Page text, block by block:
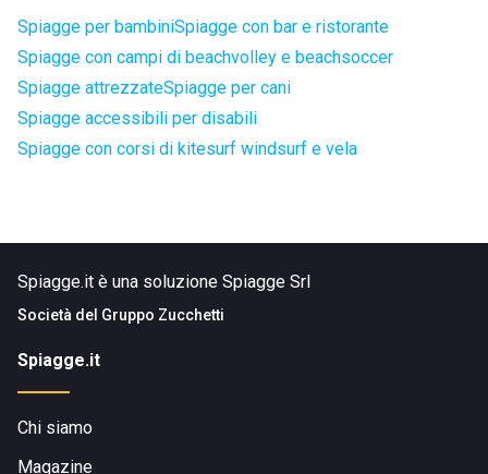
Spiagge per bambiniSpiagge con bar e ristorante
Spiagge con campi di beachvolley e beachsoccer
Spiagge attrezzateSpiagge per cani
Spiagge accessibili per disabili
Spiagge con corsi di kitesurf windsurf e vela
Spiagge.it è una soluzione Spiagge Srl
Società del Gruppo Zucchetti
Spiagge.it
Chi siamo
Magazine